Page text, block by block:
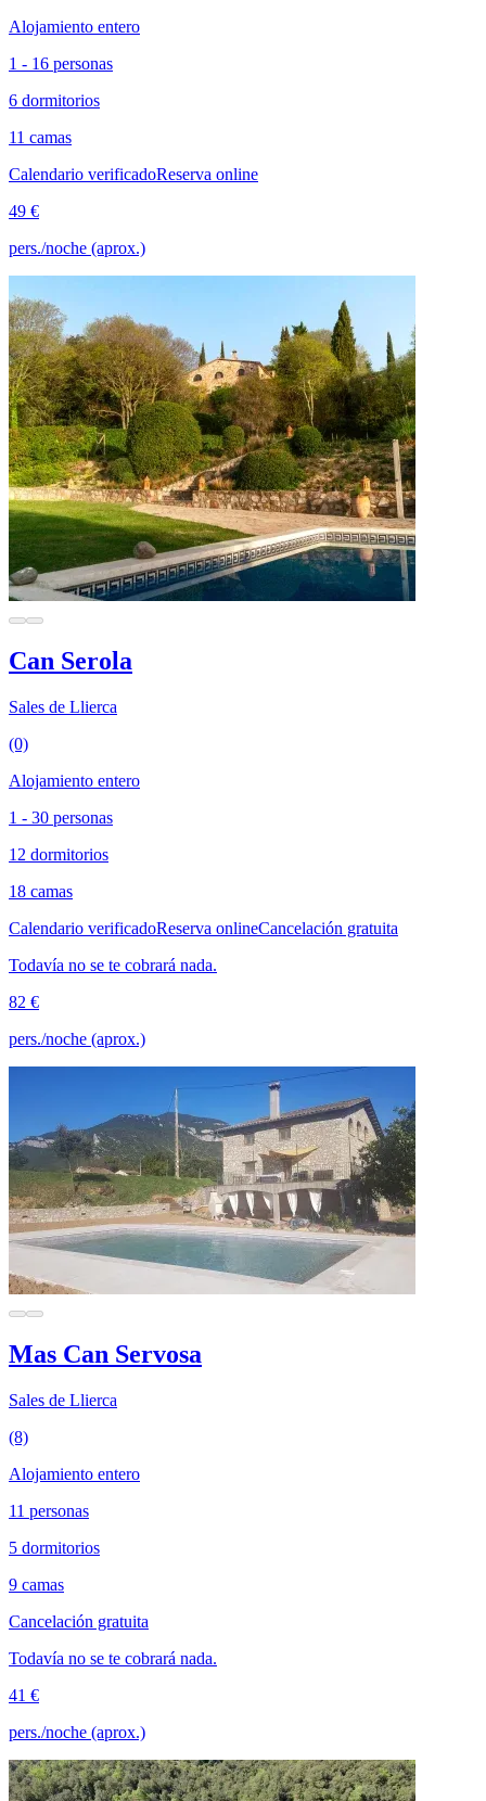
Alojamiento entero
1 - 16 personas
6 dormitorios
11 camas
Calendario verificadoReserva online
49 €
pers./noche (aprox.)
Can Serola
Sales de Llierca
(0)
Alojamiento entero
1 - 30 personas
12 dormitorios
18 camas
Calendario verificadoReserva onlineCancelación gratuita
Todavía no se te cobrará nada.
82 €
pers./noche (aprox.)
Mas Can Servosa
Sales de Llierca
(8)
Alojamiento entero
11 personas
5 dormitorios
9 camas
Cancelación gratuita
Todavía no se te cobrará nada.
41 €
pers./noche (aprox.)